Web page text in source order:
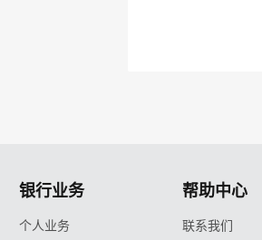
银行业务
个人业务
帮助中心
联系我们